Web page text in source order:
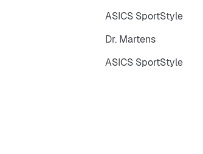
ASICS SportStyle
Dr. Martens
ASICS SportStyle